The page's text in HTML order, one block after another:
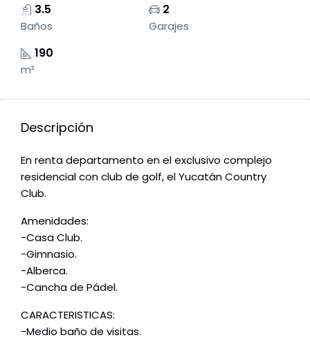
3.5
Baños
2
Garajes
190
m²
Descripción
En renta departamento en el exclusivo complejo
residencial con club de golf, el Yucatán Country
Club.
Amenidades:
-Casa Club.
-Gimnasio.
-Alberca.
-Cancha de Pádel.
CARACTERISTICAS:
-Medio baño de visitas.